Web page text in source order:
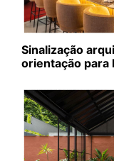
Sinalização
orientação para